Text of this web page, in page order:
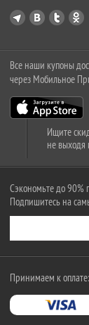
Все наши купоны
через Мобильное
Ищите
не выходя
Сэкономьте до 90%
Подпишитесь на
Принимаем к оплате: